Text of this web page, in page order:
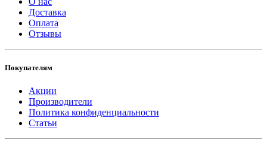
Доставка
Оплата
Отзывы
Покупателям
Акции
Производители
Политика конфиденциальности
Статьи